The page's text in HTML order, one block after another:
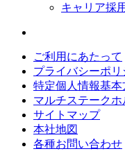
キャリア採用
ご利用にあたって
プライバシーポリ
特定個人情報基本
マルチステーク
サイトマップ
本社地図
各種お問い合わせ